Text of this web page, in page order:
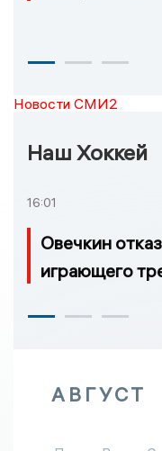
Новости СМИ2
Наш Хоккей
16:01
Овечкин
играющего
АВГУСТ